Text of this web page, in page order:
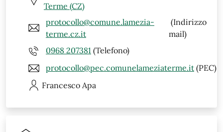
Terme (CZ)
protocollo@comune.lamezia-
terme.cz.it
(Indirizzo
mail)
0968 207381 (Telefono)
protocollo@pec.comunelameziaterme.it (PEC)
Francesco Apa